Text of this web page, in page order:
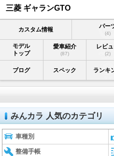
三菱 ギャランGTO
カスタム情報 パー
(4)
モデル
トップ
愛車紹介
(87)
レビ
(2)
ブログ スペック ランキ
みんカラ 人気のカテゴリ
車種別
整備手帳